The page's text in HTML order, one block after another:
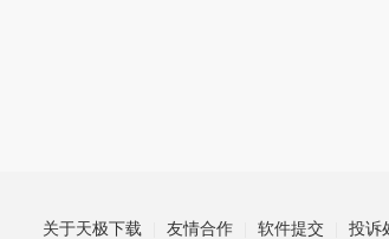
关于天极下载 友情合作 软件提交 投诉